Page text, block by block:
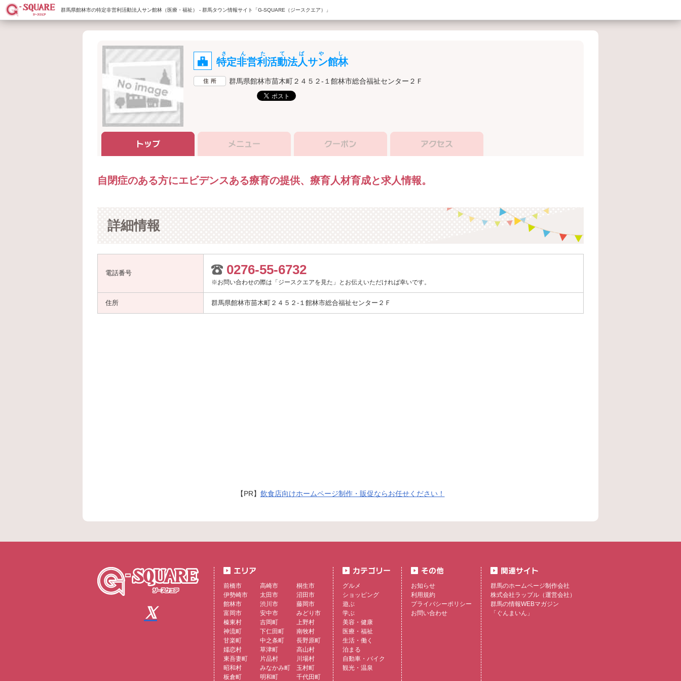
群馬県館林市の特定非営利活動法人サン館林（医療・福祉） - 群馬タウン情報サイト「G-SQUARE（ジースクエア）」
特定非営利活動法人サン館林
さんたてばやし
群馬県館林市苗木町２４５２-１館林市総合福祉センター２Ｆ
自閉症のある方にエビデンスある療育の提供、療育人材育成と求人情報。
詳細情報
電話番号 0276-55-6732
※お問い合わせの際は「ジースクエアを見た」とお伝えいただければ幸いです。
住所 群馬県館林市苗木町２４５２-１館林市総合福祉センター２Ｆ
【PR】 飲食店向けホームページ制作・販促ならお任せください！
前橋市 高崎市
桐生市
伊勢崎市
太田市
沼田市
館林市
渋川市
藤岡市
富岡市
安中市
みどり市
榛東村
吉岡町
上野村
神流町
下仁田町
南牧村
甘楽町
中之条町
長野原町
嬬恋村
草津町
高山村
東吾妻町
片品村
川場村
昭和村
みなかみ町
玉村町
板倉町
明和町 千代田町
グルメ
ショッピング
遊ぶ
学ぶ
美容・健康
医療・福祉
生活・働く
泊まる
自動車・バイク
観光・温泉
お知らせ
利用規約
プライバシーポリシー
お問い合わせ
群馬のホームページ制作会社
株式会社ラップル （運営会社）
群馬の情報WEBマガジン
「ぐんまいん」